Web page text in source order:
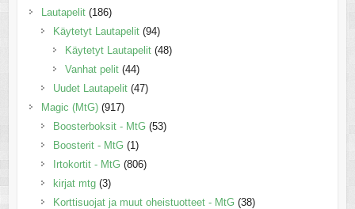
Lautapelit (186)
Käytetyt Lautapelit (94)
Käytetyt Lautapelit (48)
Vanhat pelit (44)
Uudet Lautapelit (47)
Magic (MtG) (917)
Boosterboksit - MtG (53)
Boosterit - MtG (1)
Irtokortit - MtG (806)
kirjat mtg (3)
Korttisuojat ja muut oheistuotteet - MtG (38)